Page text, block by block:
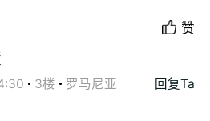
赞
3楼 罗马尼亚 回复Ta